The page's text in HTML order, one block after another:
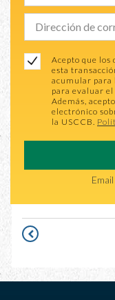
Acepto que los
esta
acumular para
para evaluar el
Además,
electrónico
la USCCB.
Email
2024